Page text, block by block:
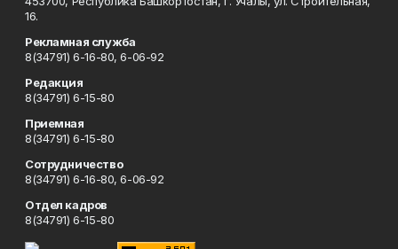
16.
Рекламная служба
8(34791) 6-16-80, 6-06-92
Редакция
8(34791) 6-15-80
Приемная
8(34791) 6-15-80
Сотрудничество
8(34791) 6-16-80, 6-06-92
Отдел кадров
8(34791) 6-15-80